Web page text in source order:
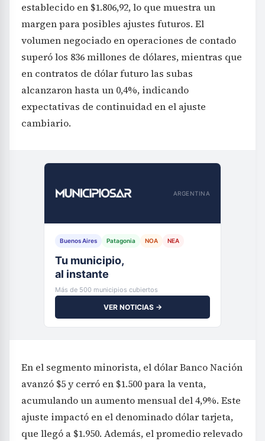
establecido en $1.806,92, lo que muestra un
margen para posibles ajustes futuros. El
volumen negociado en operaciones de contado
superó los 836 millones de dólares, mientras que
en contratos de dólar futuro las subas
alcanzaron hasta un 0,4%, indicando
expectativas de continuidad en el ajuste
cambiario.
ARGENTINA
Buenos Aires Patagonia NOA NEA
Tu municipio,
al instante
Más de 500 municipios cubiertos
VER NOTICIAS →
En el segmento minorista, el dólar Banco Nación
avanzó $5 y cerró en $1.500 para la venta,
acumulando un aumento mensual del 4,9%. Este
ajuste impactó en el denominado dólar tarjeta,
que llegó a $1.950. Además, el promedio relevado